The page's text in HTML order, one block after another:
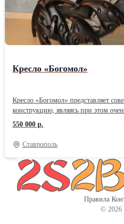
Кресло «Богомол»
Кресло «Богомол» представляет
конструкцию, являясь при этом
Оно вполне соответствует своему
напоминает это насекомое.
каждая деталь, выполненная из
представляет часть произведения
является настоящим шедевром,
изящества и великолепия. Сиденье
мехом енотовидной собаки.
550 000 р.
Ставрополь
Правила
© 2026